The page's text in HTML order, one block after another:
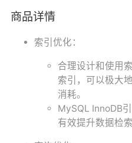
控，让用户对数据库的运行一目了
商品详情
索引优化：
合理设计和使用
索引，可以极大
消耗。
MySQL InnoDB
有效提升数据检索